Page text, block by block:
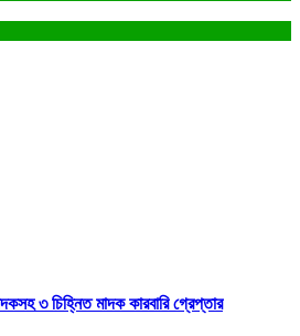
৩ চিহ্নিত মাদক কারবারি গ্রেপ্তার